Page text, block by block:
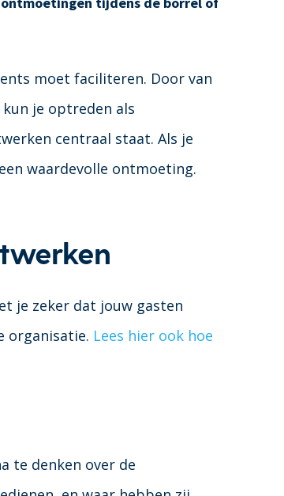
moet faciliteren. Door van
je optreden als
centraal staat. Als je
waardevolle ontmoeting.
je zeker dat jouw gasten
organisatie. Lees hier ook hoe
te denken over de